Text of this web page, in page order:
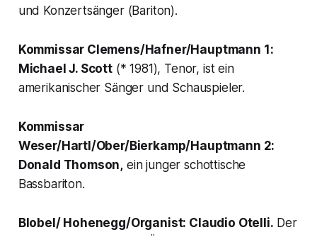
und Konzertsänger (Bariton).
Kommissar Clemens/Hafner/Hauptmann 1:
Michael J. Scott(* 1981), Tenor, ist ein
amerikanischer Sänger und Schauspieler.
Kommissar
Weser/Hartl/Ober/Bierkamp/Hauptmann 2:
Donald Thomson, ein junger schottische
Bassbariton.
Blobel/ Hohenegg/Organist: Claudio Otelli. Der